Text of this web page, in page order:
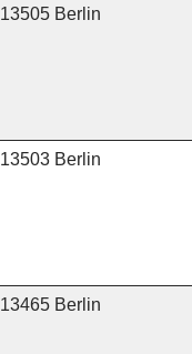
13505 Berlin
13503 Berlin
13465 Berlin